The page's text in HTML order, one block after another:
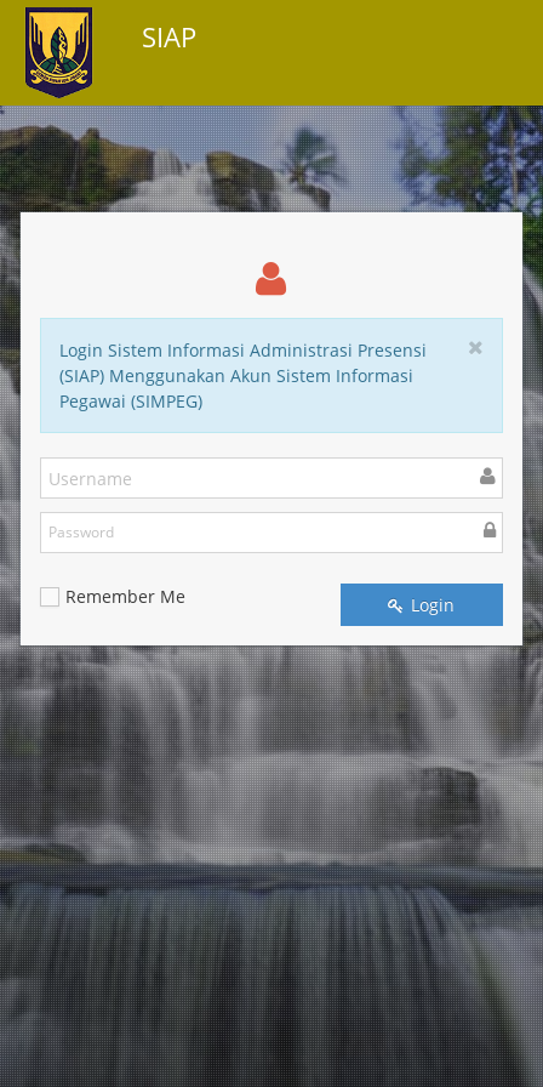
SIAP
Login Sistem Informasi Administrasi Presensi
(SIAP) Menggunakan Akun Sistem Informasi
Pegawai (SIMPEG)
Remember Me Login